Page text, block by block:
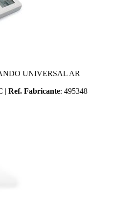
UNIVERSAL AR
| Ref. Fabricante: 495348